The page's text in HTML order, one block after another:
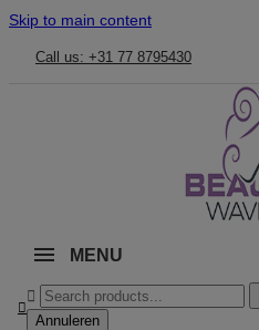
Skip to main content
Call us: +31 77 8795430
MENU


Annuleren